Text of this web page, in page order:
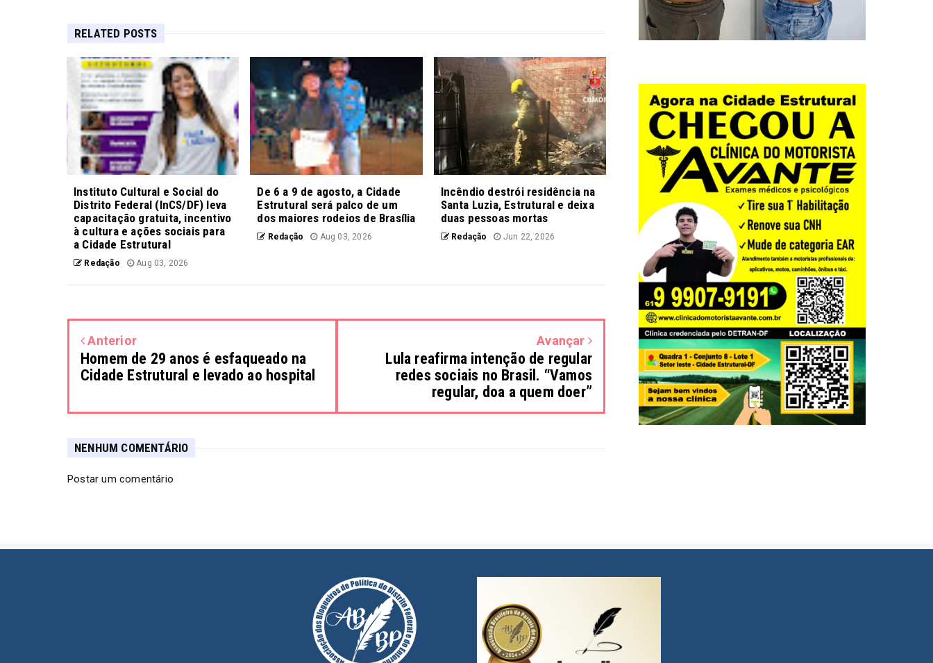
RELATED POSTS
Instituto Cultural e Social do
Distrito Federal (InCS/DF) leva
capacitação gratuita, incentivo
à cultura e ações sociais para
a Cidade Estrutural
Redação Aug 03, 2026
De 6 a 9 de agosto, a Cidade
Estrutural será palco de um
dos maiores rodeios de Brasília
Redação Aug 03, 2026
Incêndio destrói residência na
Santa Luzia, Estrutural e deixa
duas pessoas mortas
Redação Jun 22, 2026
Anterior
Homem de 29 anos é esfaqueado na
Cidade Estrutural e levado ao hospital
Avançar
Lula reafirma intenção de regular
redes sociais no Brasil. “Vamos
regular, doa a quem doer”
NENHUM COMENTÁRIO
Postar um comentário